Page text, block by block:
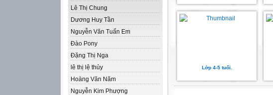
Lê Thị Chung
Dương Huy Tần
Nguyễn Văn Tuấn Em
Đào Pony
Đặng Thị Nga
lê thị lệ thủy
Hoàng Văn Năm
Nguyễn Kim Phượng
Lớp 4-5 tuổi.